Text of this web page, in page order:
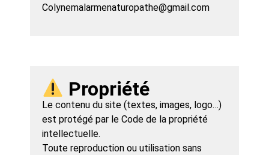
Colynemalarmenaturopathe@gmail.com
Propriété
Le contenu du site (textes, images, logo…)
est protégé par le Code de la propriété
intellectuelle.
Toute reproduction ou utilisation sans